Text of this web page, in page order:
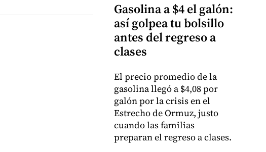
Gasolina a $4 el galón:
así golpea tu bolsillo
antes del regreso a
clases
El precio promedio de la
gasolina llegó a $4,08 por
galón por la crisis en el
Estrecho de Ormuz, justo
cuando las familias
preparan el regreso a clases.